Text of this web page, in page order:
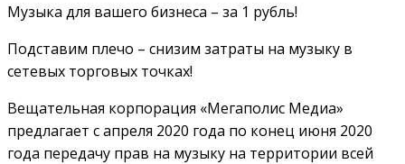
Музыка для вашего бизнеса – за 1 рубль!
Подставим плечо – снизим затраты на музыку в
сетевых торговых точках!
Вещательная корпорация «Мегаполис Медиа»
предлагает с апреля 2020 года по конец июня 2020
года передачу прав на музыку на территории всей